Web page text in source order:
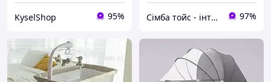
KyselShop 95% Сімба тойс - інтернет магазин дитячих іграшок 97%